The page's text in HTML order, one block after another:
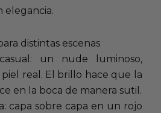
elegancia.
distintas escenas
un nude luminoso,
piel real. El brillo hace que la
en la boca de manera sutil.
capa sobre capa en un rojo